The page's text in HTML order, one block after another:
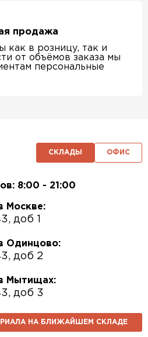
продажа
как в розницу, так и
от объёмов заказа мы
персональные
СКЛАДЫ ОФИС
8:00 - 21:00
Москве:
доб 1
Одинцово:
доб 2
Мытищах:
доб 3
НА БЛИЖАЙШЕМ СКЛАДЕ